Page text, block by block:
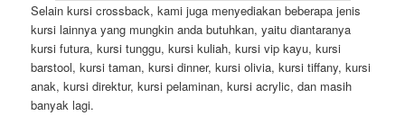
Selain kursi crossback, kami juga menyediakan beberapa jenis
kursi lainnya yang mungkin anda butuhkan, yaitu diantaranya
kursi futura, kursi tunggu, kursi kuliah, kursi vip kayu, kursi
barstool, kursi taman, kursi dinner, kursi olivia, kursi tiffany, kursi
anak, kursi direktur, kursi pelaminan, kursi acrylic, dan masih
banyak lagi.